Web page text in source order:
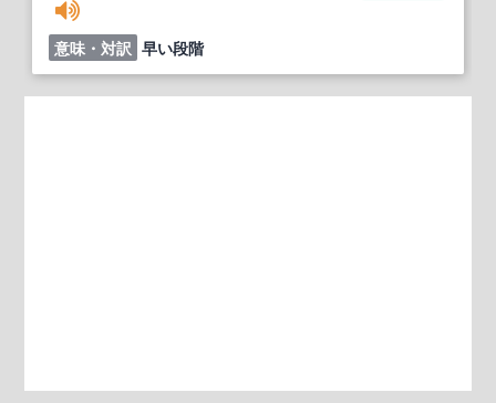
意味・対訳 早い段階